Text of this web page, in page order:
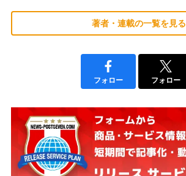
著者・連載の一覧を見る
フォロー フォロー